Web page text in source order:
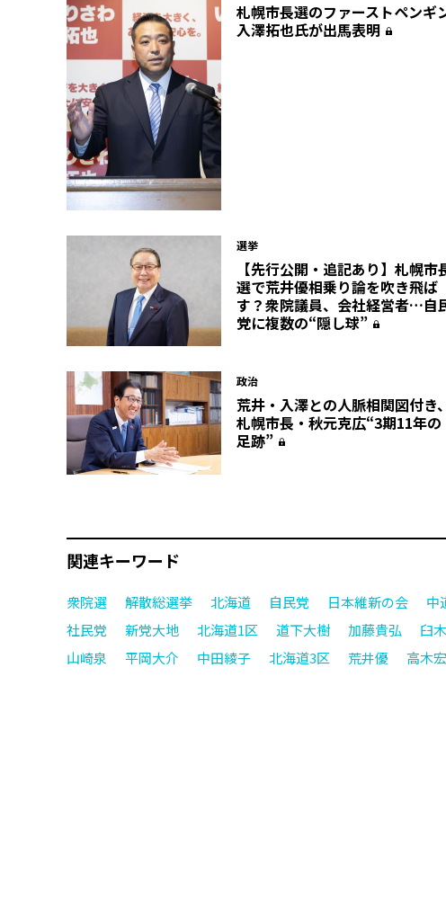
札幌市長選のファーストペンギン
入澤拓也氏が出馬表明
選挙
【先行公開・追記あり】札幌市
選で荒井優相乗り論を吹き飛ば
す？衆院議員、会社経営者…自
党に複数の“隠し球”
政治
荒井・入澤との人脈相関図付き、
札幌市長・秋元克広“3期11年の
足跡”
関連キーワード
衆院選 解散総選挙 北海道 自民党 日本維新の会 中
社民党
新党大地 北海道1区 道下大樹 加藤貴弘 臼
山崎泉
平岡大介 中田綾子 北海道3区 荒井優 高木